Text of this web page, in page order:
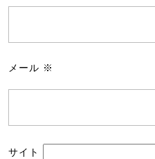
メール ※
サイト